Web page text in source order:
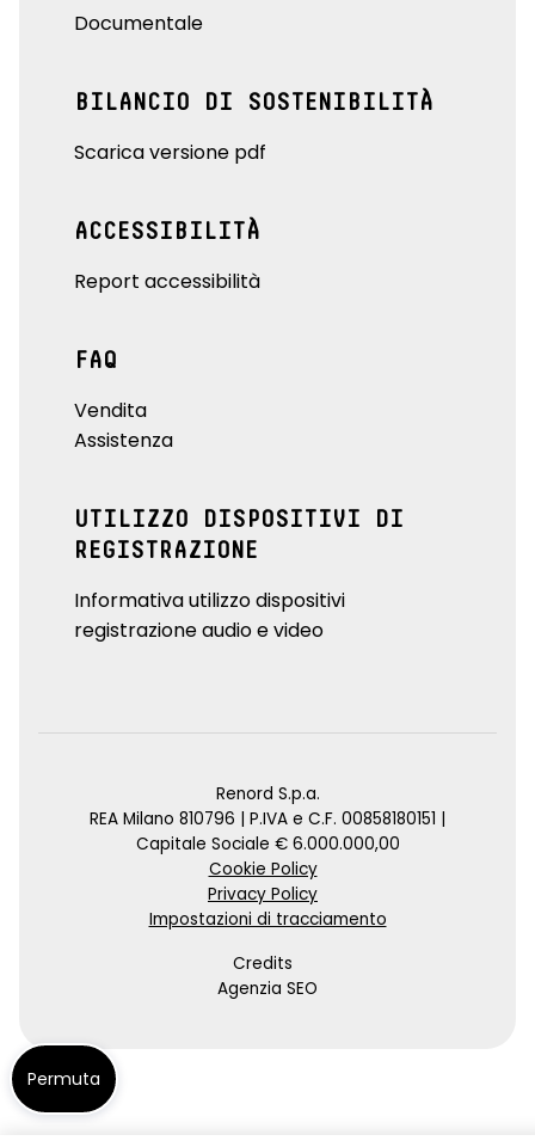
Documentale
BILANCIO DI SOSTENIBILITÀ
Scarica versione pdf
ACCESSIBILITÀ
Report accessibilità
FAQ
Vendita
Assistenza
UTILIZZO DISPOSITIVI DI
REGISTRAZIONE
Informativa utilizzo dispositivi
registrazione audio e video
Renord S.p.a.
REA Milano 810796 | P.IVA e C.F. 00858180151 |
Capitale Sociale € 6.000.000,00
Cookie Policy
Privacy Policy
Impostazioni di tracciamento
Credits
Agenzia SEO
Permuta